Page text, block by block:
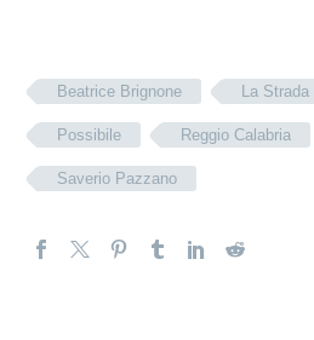
Beatrice Brignone La Strada
Possibile Reggio Calabria
Saverio Pazzano